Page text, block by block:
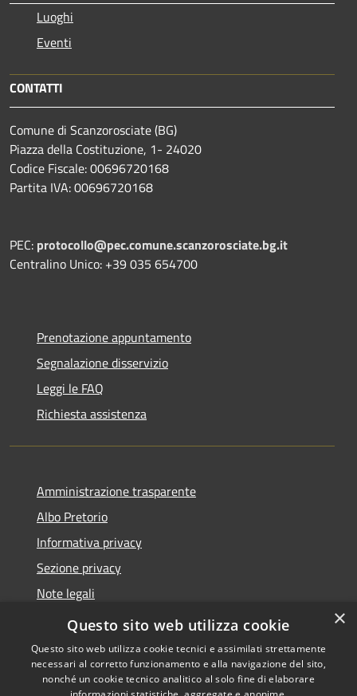
Luoghi
Eventi
CONTATTI
Comune di Scanzorosciate (BG)
Piazza della Costituzione, 1- 24020
Codice Fiscale: 00696720168
Partita IVA: 00696720168
PEC: protocollo@pec.comune.scanzorosciate.bg.it
Centralino Unico: +39 035 654700
Prenotazione appuntamento
Segnalazione disservizio
Leggi le FAQ
Richiesta assistenza
Amministrazione trasparente
Albo Pretorio
Informativa privacy
Sezione privacy
Note legali
Dichiarazione di accessibilità
×
Questo sito web utilizza cookie
Questo sito web utilizza cookie tecnici e assimilati strettamente
necessari al corretto funzionamento e alla navigazione del sito,
nonché un cookie tecnico analitico al solo fine di elaborare